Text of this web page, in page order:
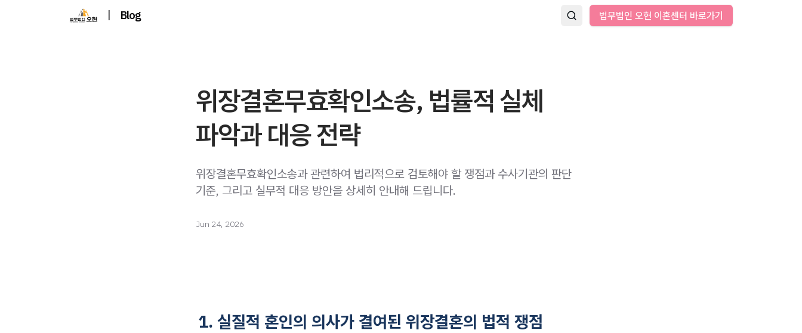
| Blog 법무법인 오현 이혼센터 바로가기
위장결혼무효확인소송, 법률적 실체
파악과 대응 전략
위장결혼무효확인소송과 관련하여 법리적으로 검토해야 할 쟁점과 수사기관의 판단
기준, 그리고 실무적 대응 방안을 상세히 안내해 드립니다.
Jun 24, 2026
1. 실질적 혼인의 의사가 결여된 위장결혼의 법적 쟁점